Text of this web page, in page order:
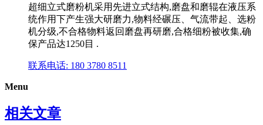
超细立式磨粉机采用先进立式结构,磨盘和磨辊在液压系
统作用下产生强大研磨力,物料经碾压、气流带起、选粉
机分级,不合格物料返回磨盘再研磨,合格细粉被收集,确
保产品达1250目 .
联系电话: 180 3780 8511
Menu
相关文章